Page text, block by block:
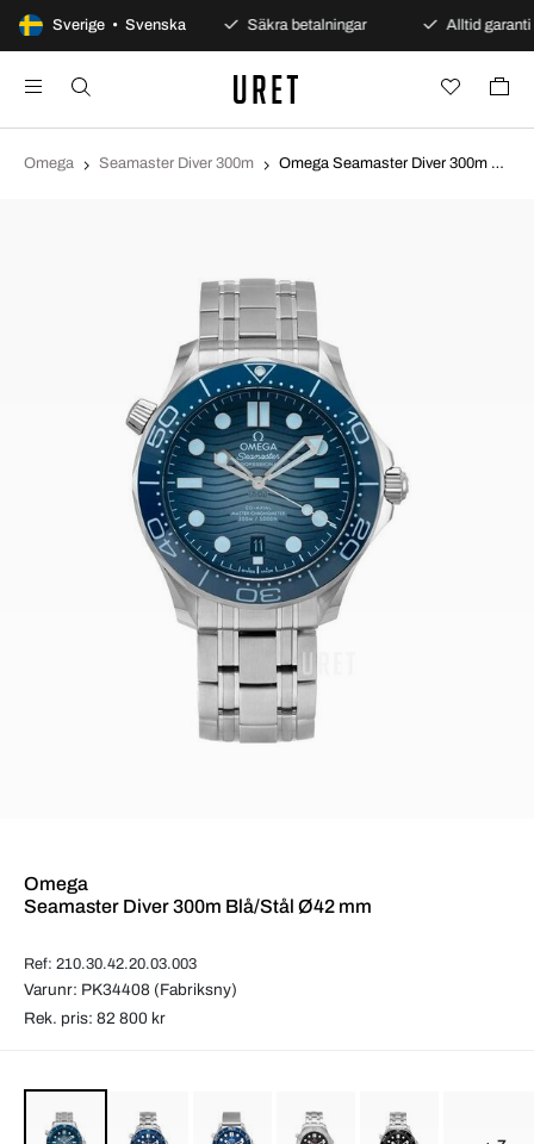
Sverige • Svenska
100 dagars öppet köp Säkra betalningar Alltid garanti
Omega Seamaster Diver 300m Omega Seamaster Diver 300m Blå/Stål Ø42 mm 210.30.42.20.03.003
Omega
Seamaster Diver 300m Blå/Stål Ø42 mm
Ref: 210.30.42.20.03.003
Varunr: PK34408 (Fabriksny)
Rek. pris: 82 800 kr